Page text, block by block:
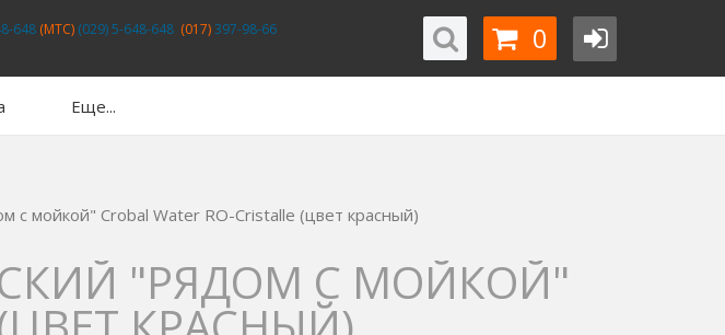
648(MTC)(029) 5-648-648 (017)397-98-66 0
Еще...
с мойкой" Crobal Water RO-Cristalle (цвет красный)
"РЯДОМ С МОЙКОЙ"